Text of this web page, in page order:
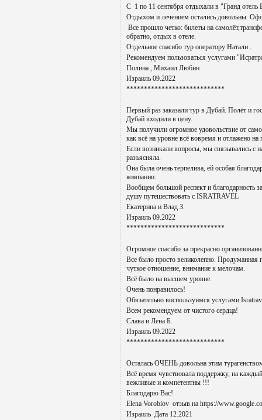
С 1 по 11 сентября отдыхали в "Гранд отель
Отдыхом и лечением остались довольны.
Все прошло четко: билеты на
обратно, отдых в отеле.
Отдельное спасибо тур оператору Натали .
Рекомендуем пользоваться услугами
Полина , Михаил Любин
Израиль 09.2022
****************************
Первый раз заказали тур в Дубай. Полёт и
Дубай входили в цену.
Мы получили огромное удовольствие от
как всё на уровне всё вовремя и отлажено на
Если возникали вопросы, мы связывались с
разъясняла.
Она была очень терпелива, ей особая
компании.
Вообщем большой респект и благодарность
душу путешествовать с ISRATRAVEL
Екатерина и Влад З.
Израиль 09.2022
****************************
Огромное спасибо за прекрасно
Все было просто великолепно. Продуманная
чуткое отношение, внимание к мелочам.
Всё было на высшем уровне.
Очень понравилось!
Обязательно воспользуимся услугами
Всем рекомендуем от чистого сердца!
Слава и Лена Б.
Израиль 09.2022
****************************
Осталась ОЧЕНЬ довольна этим
Всё время чувствовала поддержку, на
вежливые и компетентны !!!
Благодарю Вас!
Elena Vorobiov отзыв на https://
Израиль Дата 12.2021